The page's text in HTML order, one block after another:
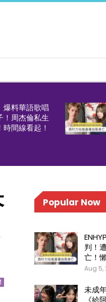
爆料華語歌唱
！周杰倫私生
間線看起！
Popular Now
判！
亡！
Aug 5,
未成
《給